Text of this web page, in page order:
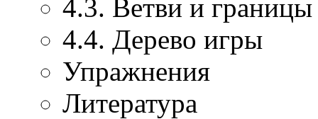
4.3. Ветви и границы
4.4. Дерево игры
Упражнения
Литература